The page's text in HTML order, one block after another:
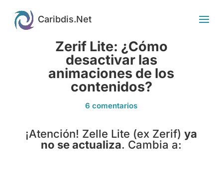
Zerif Lite: ¿Cómo
desactivar las
animaciones de los
contenidos?
6 comentarios
¡Atención! Zelle Lite (ex Zerif)ya
no se actualiza. Cambia a: